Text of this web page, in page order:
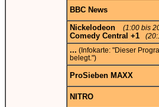
BBC News
Nickelodeon (1:00 bis
Comedy Central +1
... (Infokarte: "Dieser
belegt.")
ProSieben MAXX
NITRO